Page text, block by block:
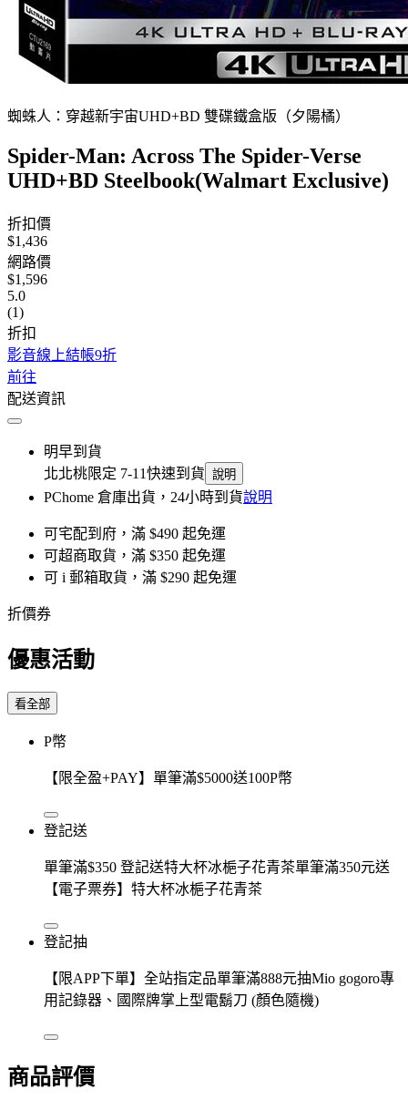
蜘蛛人：穿越新宇宙UHD+BD 雙碟鐵盒版（夕陽橘）
Spider-Man: Across The Spider-Verse
UHD+BD Steelbook(Walmart Exclusive)
折扣價
$1,436
網路價
$1,596
5.0
(1)
折扣
影音線上結帳9折
前往
配送資訊
明早到貨
北北桃限定 7-11快速到貨 說明
PChome 倉庫出貨，24小時到貨說明
可宅配到府，滿 $490 起免運
可超商取貨，滿 $350 起免運
可 i 郵箱取貨，滿 $290 起免運
折價券
優惠活動
看全部
P幣
【限全盈+PAY】單筆滿$5000送100P幣
登記送
單筆滿$350 登記送特大杯冰梔子花青茶單筆滿350元送
【電子票券】特大杯冰梔子花青茶
登記抽
【限APP下單】全站指定品單筆滿888元抽Mio gogoro專
用記錄器、國際牌掌上型電鬍刀 (顏色隨機)
商品評價